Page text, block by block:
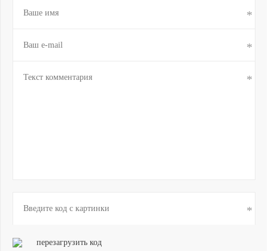
перезагрузить код